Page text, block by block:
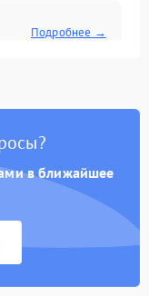
Подробнее →
Подробнее →
Подробнее →
в ближайшее